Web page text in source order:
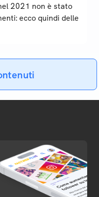
2021 non è stato
ecco quindi delle